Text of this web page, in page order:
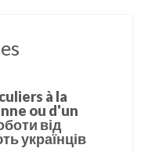
à la
ou d'un
від
українців